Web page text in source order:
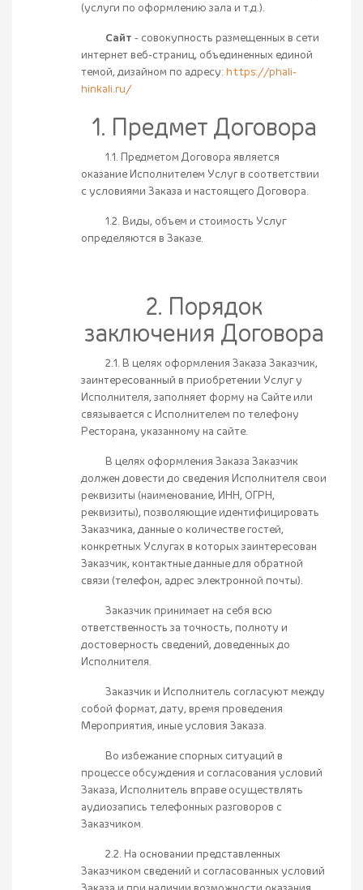
(услуги по оформлению зала и т.д.).
Сайт - совокупность размещенных в сети
интернет веб-страниц, объединенных единой
темой, дизайном по адресу: https://phali-
hinkali.ru/
1. Предмет Договора
1.1. Предметом Договора является
оказание Исполнителем Услуг в соответствии
с условиями Заказа и настоящего Договора.
1.2. Виды, объем и стоимость Услуг
определяются в Заказе.
2. Порядок
заключения Договора
2.1. В целях оформления Заказа Заказчик,
заинтересованный в приобретении Услуг у
Исполнителя, заполняет форму на Сайте или
связывается с Исполнителем по телефону
Ресторана, указанному на сайте.
В целях оформления Заказа Заказчик
должен довести до сведения Исполнителя свои
реквизиты (наименование, ИНН, ОГРН,
реквизиты), позволяющие идентифицировать
Заказчика, данные о количестве гостей,
конкретных Услугах в которых заинтересован
Заказчик, контактные данные для обратной
связи (телефон, адрес электронной почты).
Заказчик принимает на себя всю
ответственность за точность, полноту и
достоверность сведений, доведенных до
Исполнителя.
Заказчик и Исполнитель согласуют между
собой формат, дату, время проведения
Мероприятия, иные условия Заказа.
Во избежание спорных ситуаций в
процессе обсуждения и согласования условий
Заказа, Исполнитель вправе осуществлять
аудиозапись телефонных разговоров с
Заказчиком.
2.2. На основании представленных
Заказчиком сведений и согласованных условий